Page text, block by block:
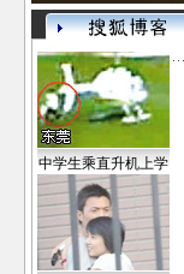
中学生乘直升机上学